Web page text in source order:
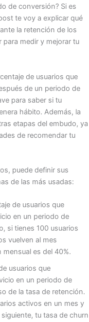
de conversión? Si es
te voy a explicar qué
la retención de los
para medir y mejorar tu
de usuarios que
de un periodo de
para saber si tu
hábito. Además, la
etapas del embudo, ya
de recomendar tu
puede definir sus
de las más usadas:
de usuarios que
en un periodo de
si tienes 100 usuarios
vuelven al mes
es del 40%.
usuarios que
en un periodo de
de la tasa de retención.
activos en un mes y
tu tasa de churn